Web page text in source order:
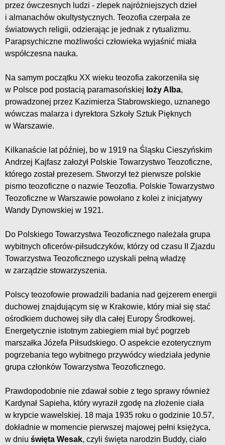
przez ówczesnych ludzi - zlepek najróżniejszych dzieł
i almanachów okultystycznych. Teozofia czerpała ze
światowych religii, odzierając je jednak z rytualizmu.
Parapsychiczne możliwości człowieka wyjaśnić miała
współczesna nauka.
Na samym początku XX wieku teozofia zakorzeniła się
w Polsce pod postacią paramasońskiej loży Alba,
prowadzonej przez Kazimierza Stabrowskiego, uznanego
wówczas malarza i dyrektora Szkoły Sztuk Pięknych
w Warszawie.
Kilkanaście lat później, bo w 1919 na Śląsku Cieszyńskim
Andrzej Kajfasz założył Polskie Towarzystwo Teozoficzne,
którego został prezesem. Stworzył też pierwsze polskie
pismo teozoficzne o nazwie Teozofia. Polskie Towarzystwo
Teozoficzne w Warszawie powołano z kolei z inicjatywy
Wandy Dynowskiej w 1921.
Do Polskiego Towarzystwa Teozoficznego należała grupa
wybitnych oficerów-piłsudczyków, którzy od czasu II Zjazdu
Towarzystwa Teozoficznego uzyskali pełną władzę
w zarządzie stowarzyszenia.
Polscy teozofowie prowadzili badania nad gejzerem energii
duchowej znajdującym się w Krakowie, który miał się stać
ośrodkiem duchowej siły dla całej Europy Środkowej.
Energetycznie istotnym zabiegiem miał być pogrzeb
marszałka Józefa Piłsudskiego. O aspekcie ezoterycznym
pogrzebania tego wybitnego przywódcy wiedziała jedynie
grupa członków Towarzystwa Teozoficznego.
Prawdopodobnie nie zdawał sobie z tego sprawy również
Kardynał Sapieha, który wyraził zgodę na złożenie ciała
w krypcie wawelskiej. 18 maja 1935 roku o godzinie 10.57,
dokładnie w momencie pierwszej majowej pełni księżyca,
w dniu święta Wesak, czyli święta narodzin Buddy, ciało